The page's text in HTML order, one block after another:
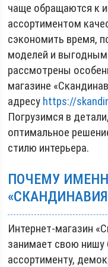
чаще обращаются к
ассортиментом
сэкономить время,
моделей и
рассмотрены
магазине
адресу https://
Погрузимся в
оптимальное
стилю интерьера.
ПОЧЕМУ
Интернет-магазин
занимает свою
ассортименту,